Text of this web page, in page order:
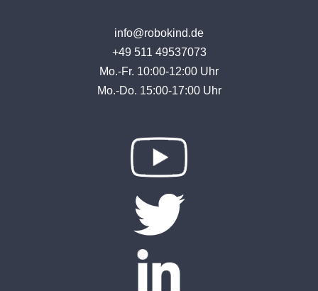
info@robokind.de
+49 511 49537073
Mo.-Fr. 10:00-12:00 Uhr
Mo.-Do. 15:00-17:00 Uhr